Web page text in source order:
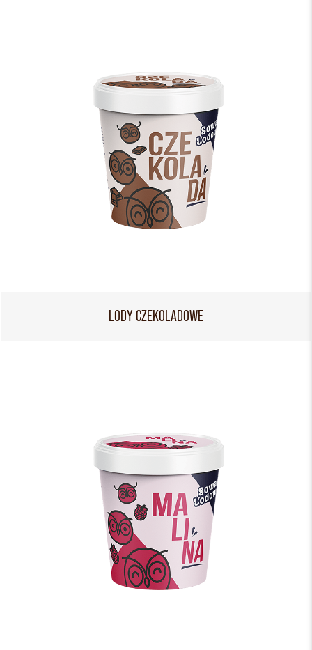
LODY CZEKOLADOWE